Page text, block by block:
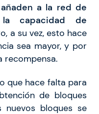
a la red de
capacidad de
a su vez, esto hace
sea mayor, y por
recompensa.
que hace falta para
de bloques
nuevos bloques se